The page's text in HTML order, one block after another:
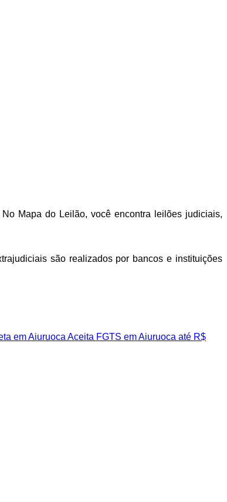
Mapa do Leilão, você encontra leilões judiciais,
são realizados por bancos e instituições
em Aiuruoca Aceita FGTS em Aiuruoca até R$